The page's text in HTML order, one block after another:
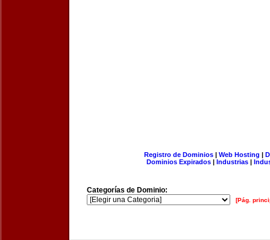
Registro de Dominios| Web Hosting |
Dominios Expirados | Industrias |
Categorías de Dominio:
[Pág.